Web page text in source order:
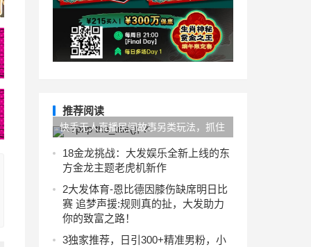
推荐阅读
快手无人直播民间故事另类玩法，抓住
了精神需求，轻松日入200+
18金龙挑战：大发娱乐全新上线的东
方金龙主题老虎机新作
2大发体育-恩比德因膝伤缺席明日比
赛 追梦声援:规则真的扯，大发助力
你的致富之路！
3独家推荐，日引300+精准男粉，小